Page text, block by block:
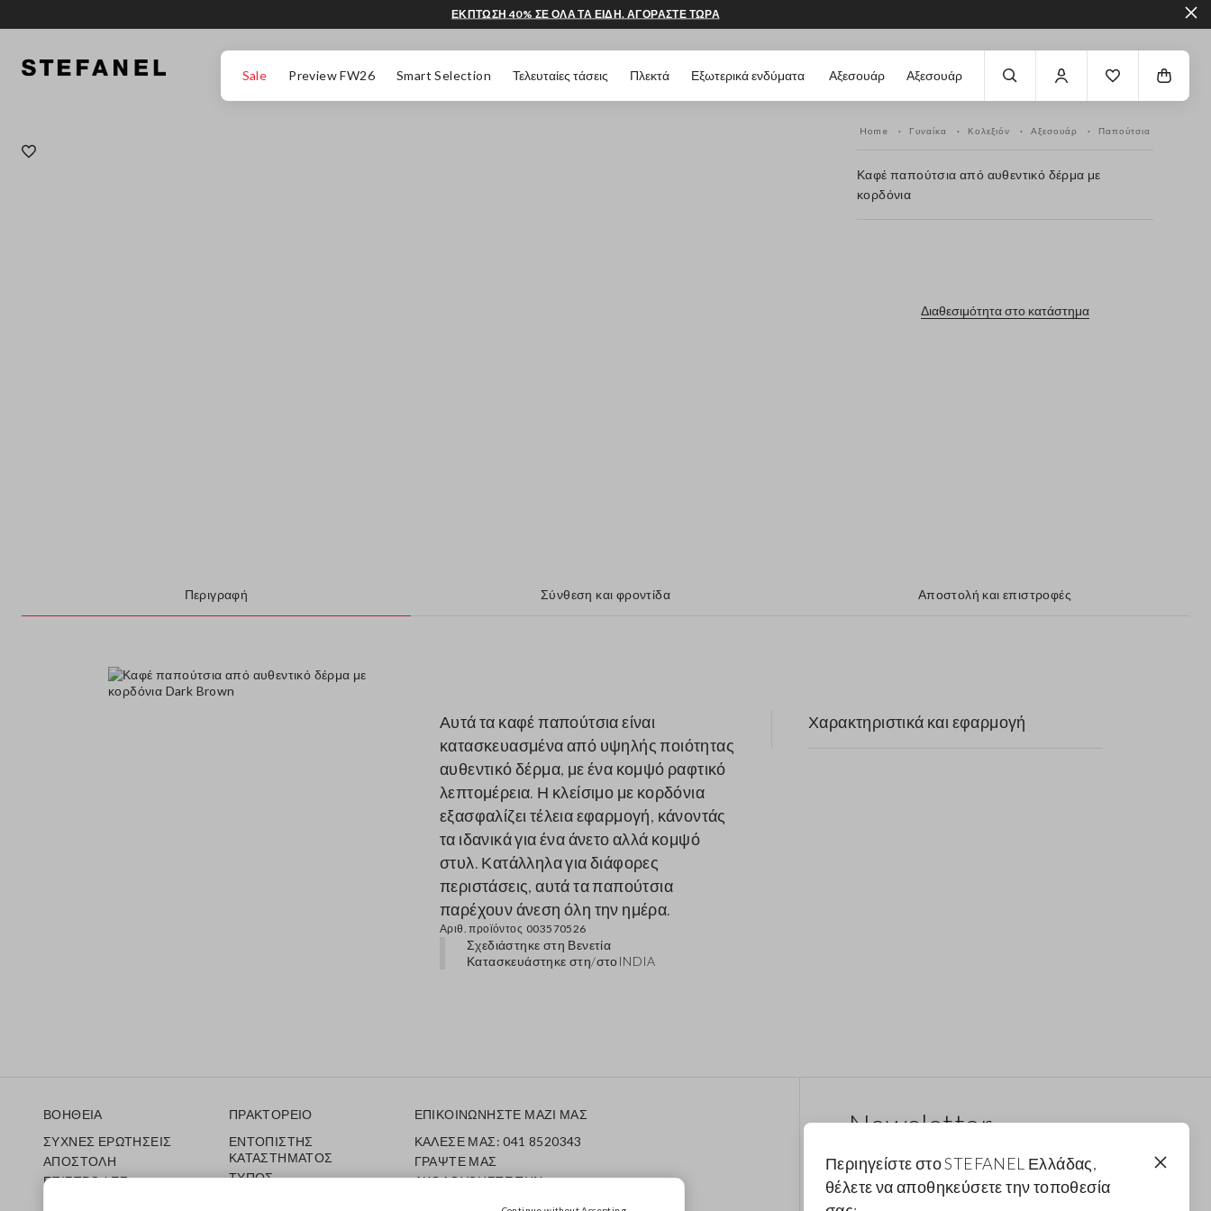
Sale Preview FW26 Smart Selection Τελευταίες τάσεις Πλεκτά Εξωτερικά ενδύματα Αξεσουάρ Αξεσουάρ
ΕΚΠΤΩΣΗ 40% ΣΕ ΟΛΑ ΤΑ ΕΙΔΗ. ΑΓΟΡΑΣΤΕ ΤΩΡΑ
Home Γυναίκα Κολεξιόν Αξεσουάρ Παπούτσια
Καφέ παπούτσια από αυθεντικό δέρμα με
κορδόνια
Διαθεσιμότητα στο κατάστημα
Περιγραφή Σύνθεση και φροντίδα Αποστολή και επιστροφές
Αυτά τα καφέ παπούτσια είναι
κατασκευασμένα από υψηλής ποιότητας
αυθεντικό δέρμα, με ένα κομψό ραφτικό
λεπτομέρεια. Η κλείσιμο με κορδόνια
εξασφαλίζει τέλεια εφαρμογή, κάνοντάς
τα ιδανικά για ένα άνετο αλλά κομψό
στυλ. Κατάλληλα για διάφορες
περιστάσεις, αυτά τα παπούτσια
παρέχουν άνεση όλη την ημέρα.
Αριθ. προϊόντος 003570526
Σχεδιάστηκε στη Βενετία
Κατασκευάστηκε στη/στοINDIA
Χαρακτηριστικά και εφαρμογή
ΒΟΗΘΕΙΑ
ΣΥΧΝΕΣ ΕΡΩΤΗΣΕΙΣ
ΑΠΟΣΤΟΛΗ
ΕΠΙΣΤΡΟΦΕΣ
ΠΡΑΚΤΟΡΕΙΟ
ΕΝΤΟΠΙΣΤΗΣ
ΚΑΤΑΣΤΗΜΑΤΟΣ
ΤΥΠΟΣ
ΕΠΙΚΟΙΝΩΝΗΣΤΕ ΜΑΖΙ ΜΑΣ
ΚΑΛΕΣΕ ΜΑΣ: 041 8520343
ΓΡΑΨΤΕ ΜΑΣ
ΑΚΟΛΟΥΘΗΣΤΕ ΤΗΝ
Newsletter
Λάβε ενημερώσεις για νέα drops, συλλογές και
προωθητικές ενέργειες. Για εσένα έκπτωση 10%.
Περιηγείστε στο STEFANEL Ελλάδας,
θέλετε να αποθηκεύσετε την τοποθεσία